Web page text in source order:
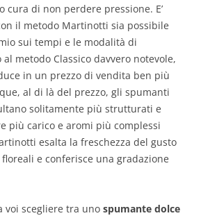
cura di non perdere pressione. E’
il metodo Martinotti sia possibile
sui tempi e le modalità di
metodo Classico davvero notevole,
in un prezzo di vendita ben più
al di là del prezzo, gli spumanti
solitamente più strutturati e
più carico e aromi più complessi
esalta la freschezza del gusto
e conferisce una gradazione
voi scegliere tra uno spumante dolce